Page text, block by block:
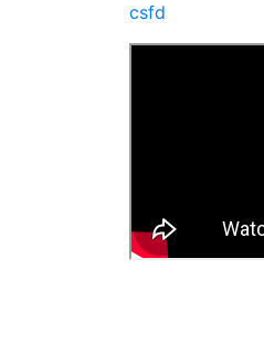
csfd